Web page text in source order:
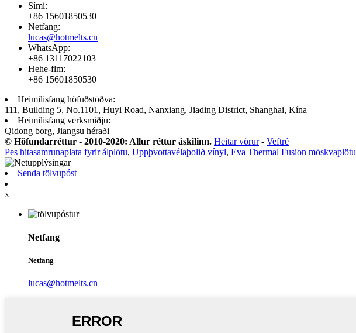
Sími:
+86 15601850530
Netfang:
lucas@hotmelts.cn
WhatsApp:
+86 13117022103
Hehe-flm:
+86 15601850530
Heimilisfang höfuðstöðva:
111, Building 5, No.1101, Huyi Road, Nanxiang, Jiading District, Shanghai, Kína
Heimilisfang verksmiðju:
Qidong borg, Jiangsu héraði
© Höfundarréttur - 2010-2020: Allur réttur áskilinn. Heitar vörur- Veftré
Pes hitasamrunaplata fyrir álplötu, Uppþvottavélaþolið vínyl, Eva Thermal Fusion möskvaplötu
Senda tölvupóst
x
Netfang
Netfang
lucas@hotmelts.cn